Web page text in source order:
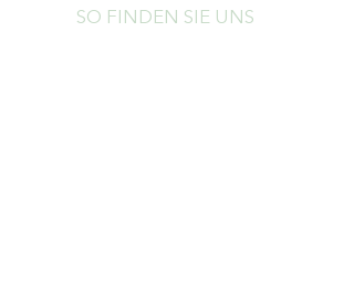
SO FINDEN SIE UNS